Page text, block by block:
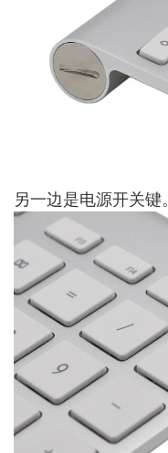
另一边是电源开关键。